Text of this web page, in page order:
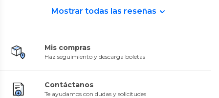
Mostrar todas las reseñas
Mis compras
Haz seguimiento y descarga boletas
Contáctanos
Te ayudamos con dudas y solicitudes